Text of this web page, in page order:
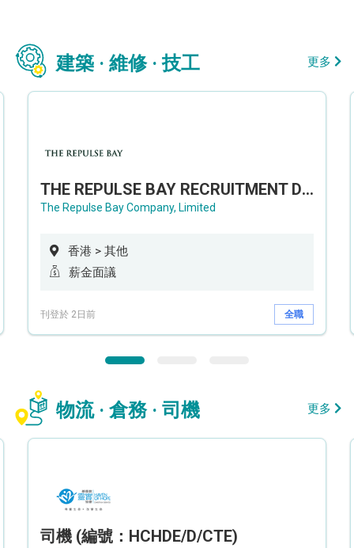
建築 · 維修 · 技工 更多
THE REPULSE BAY RECRUITMENT DAY 淺水灣影灣園人才招聘會
The Repulse Bay Company, Limited
香港 > 其他
薪金面議
刊登於 2日前 全職
物流 · 倉務 · 司機 更多
司機 (編號：HCHDE/D/CTE)